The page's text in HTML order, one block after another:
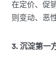
在定价、促
则变动、恶
3. 沉淀第一